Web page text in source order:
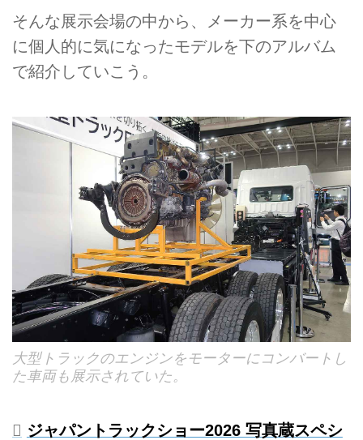
そんな展示会場の中から、メーカー系を中心
に個人的に気になったモデルを下のアルバム
で紹介していこう。
大型トラックのエンジンをモーターにコンバートし
た車両も展示されていた。
ジャパントラックショー2026 写真蔵スペシ